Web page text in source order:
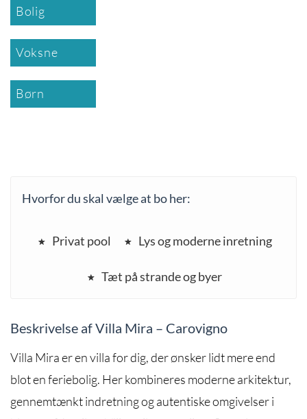
Bolig
Voksne
Børn
Hvorfor du skal vælge at bo her:
Privat pool Lys og moderne inretning
Tæt på strande og byer
Beskrivelse af Villa Mira – Carovigno
Villa Mira er en villa for dig, der ønsker lidt mere end
blot en feriebolig. Her kombineres moderne arkitektur,
gennemtænkt indretning og autentiske omgivelser i